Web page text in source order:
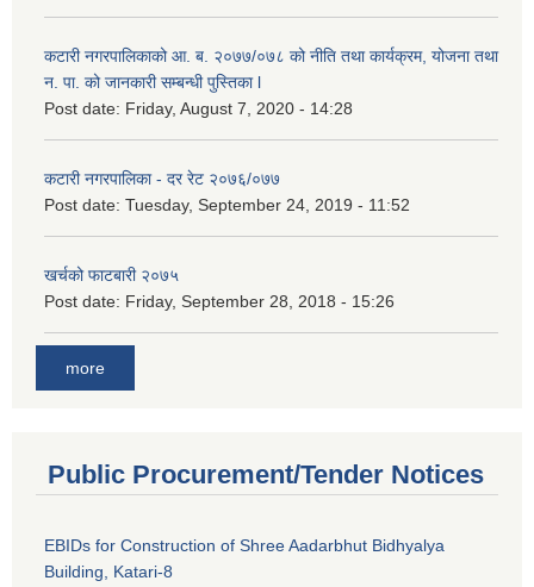
कटारी नगरपालिकाको आ. ब. २०७७/०७८ को नीति तथा कार्यक्रम, योजना तथा
न. पा. को जानकारी सम्बन्धी पुस्तिका l
Post date: Friday, August 7, 2020 - 14:28
कटारी नगरपालिका - दर रेट २०७६/०७७
Post date: Tuesday, September 24, 2019 - 11:52
खर्चको फाटबारी २०७५
Post date: Friday, September 28, 2018 - 15:26
more
Public Procurement/Tender Notices
EBIDs for Construction of Shree Aadarbhut Bidhyalya
Building, Katari-8